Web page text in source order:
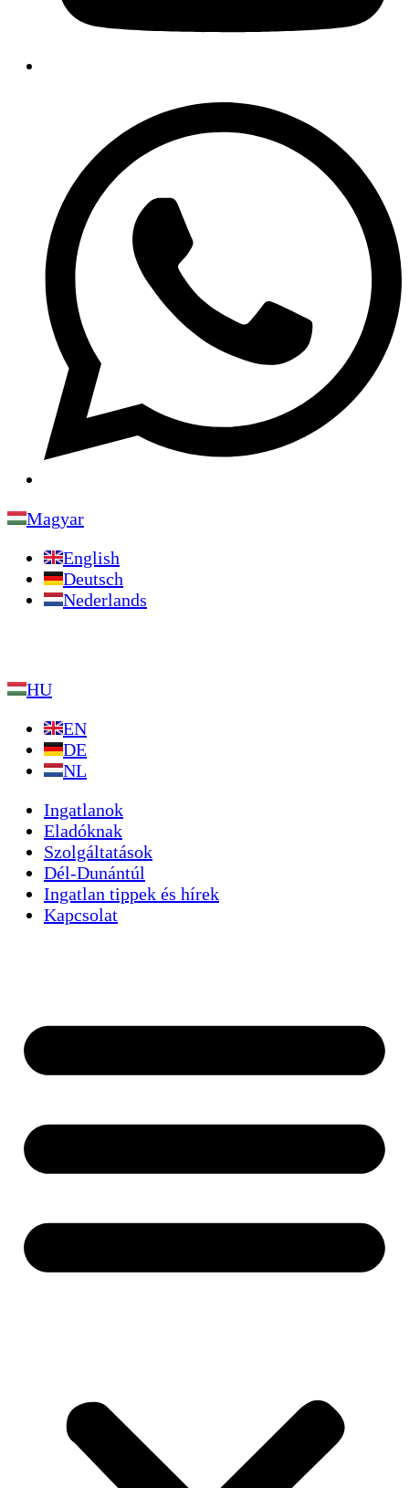
Magyar
English
Deutsch
Nederlands
HU
EN
DE
NL
Ingatlanok
Eladóknak
Szolgáltatások
Dél-Dunántúl
Ingatlan tippek és hírek
Kapcsolat